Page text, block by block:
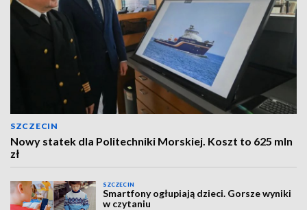
SZCZECIN
Nowy statek dla Politechniki Morskiej. Koszt to 625 mln
zł
SZCZECIN
Smartfony ogłupiają dzieci. Gorsze wyniki
w czytaniu